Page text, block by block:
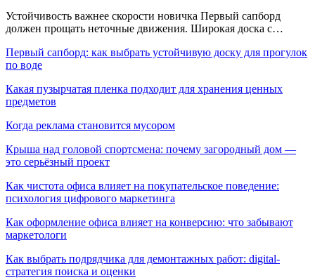
Устойчивость важнее скорости новичка Первый сапборд
должен прощать неточные движения. Широкая доска с…
Первый сапборд: как выбрать устойчивую доску для прогулок
по воде
Какая пузырчатая пленка подходит для хранения ценных
предметов
Когда реклама становится мусором
Крыша над головой спортсмена: почему загородный дом —
это серьёзный проект
Как чистота офиса влияет на покупательское поведение:
психология цифрового маркетинга
Как оформление офиса влияет на конверсию: что забывают
маркетологи
Как выбрать подрядчика для демонтажных работ: digital-
стратегия поиска и оценки